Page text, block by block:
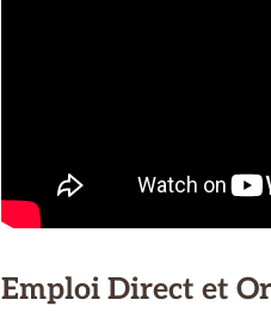
Emploi Direct et